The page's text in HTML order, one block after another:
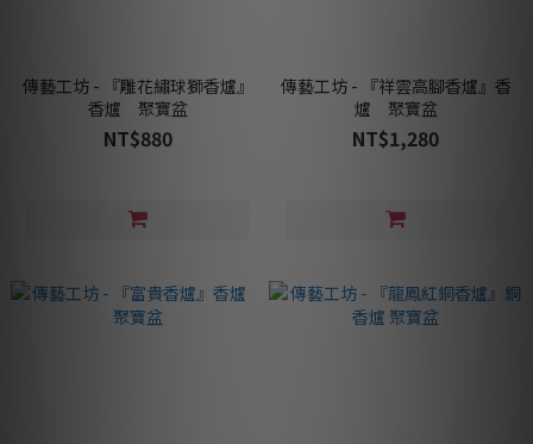
傳藝工坊 - 『雕花繡球獅香爐』
香爐 聚寶盆
NT$880
傳藝工坊 - 『祥雲高腳香爐』香
爐 聚寶盆
NT$1,280